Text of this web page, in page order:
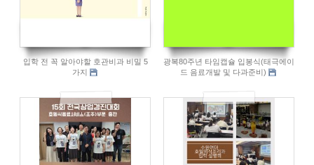
입학 전 꼭 알아야할 호관비과 비밀 5
가지
광복80주년 타임캡슐 입봉식(태극에이
드 음료개발 및 다과준비)
548 491